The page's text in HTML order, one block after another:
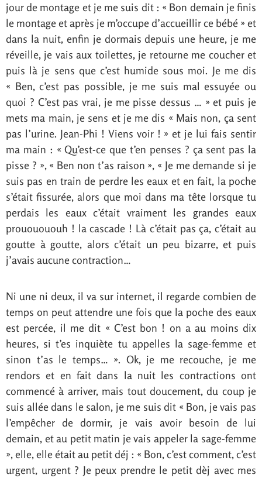
jour de montage et je me suis dit : « Bon demain je finis
le montage et après je m’occupe d’accueillir ce bébé » et
dans la nuit, enfin je dormais depuis une heure, je me
réveille, je vais aux toilettes, je retourne me coucher et
puis là je sens que c’est humide sous moi. Je me dis
« Ben, c’est pas possible, je me suis mal essuyée ou
quoi ? C’est pas vrai, je me pisse dessus … » et puis je
mets ma main, je sens et je me dis « Mais non, ça sent
pas l’urine. Jean-Phi ! Viens voir ! » et je lui fais sentir
ma main : « Qu’est-ce que t’en penses ? ça sent pas la
pisse ? », « Ben non t’as raison », « Je me demande si je
suis pas en train de perdre les eaux et en fait, la poche
s’était fissurée, alors que moi dans ma tête lorsque tu
perdais les eaux c’était vraiment les grandes eaux
prououououh ! la cascade ! Là c’était pas ça, c’était au
goutte à goutte, alors c’était un peu bizarre, et puis
j’avais aucune contraction…
Ni une ni deux, il va sur internet, il regarde combien de
temps on peut attendre une fois que la poche des eaux
est percée, il me dit « C’est bon ! on a au moins dix
heures, si t’es inquiète tu appelles la sage-femme et
sinon t’as le temps… ». Ok, je me recouche, je me
rendors et en fait dans la nuit les contractions ont
commencé à arriver, mais tout doucement, du coup je
suis allée dans le salon, je me suis dit « Bon, je vais pas
l’empêcher de dormir, je vais avoir besoin de lui
demain, et au petit matin je vais appeler la sage-femme
», elle, elle était au petit déj : « Bon, c’est comment, c’est
urgent, urgent ? Je peux prendre le petit dèj avec mes